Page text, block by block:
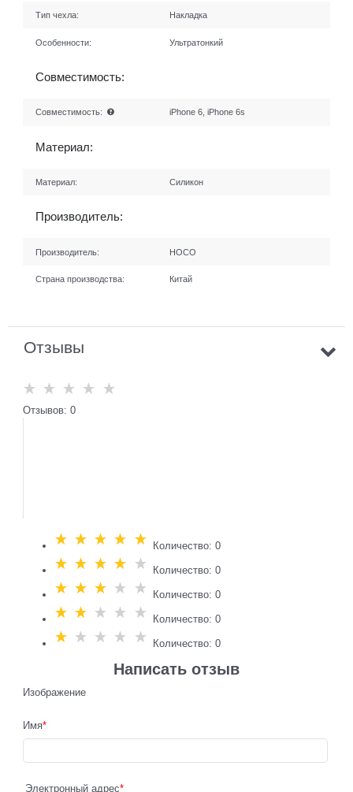
Тип чехла: Накладка
Особенности: Ультратонкий
Совместимость:
Совместимость: iPhone 6, iPhone 6s
Материал:
Материал: Силикон
Производитель:
Производитель: HOCO
Страна производства: Китай
Отзывы
Отзывов: 0
Количество: 0
Количество: 0
Количество: 0
Количество: 0
Количество: 0
Написать отзыв
Изображение
Имя
Электронный адрес